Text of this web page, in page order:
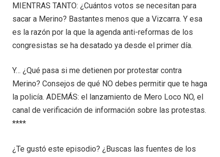
MIENTRAS TANTO: ¿Cuántos votos se necesitan para
sacar a Merino? Bastantes menos que a Vizcarra. Y esa
es la razón por la que la agenda anti-reformas de los
congresistas se ha desatado ya desde el primer día.
Y… ¿Qué pasa si me detienen por protestar contra
Merino? Consejos de qué NO debes permitir que te haga
la policía. ADEMÁS: el lanzamiento de Mero Loco NO, el
canal de verificación de información sobre las protestas.
****
¿Te gustó este episodio? ¿Buscas las fuentes de los